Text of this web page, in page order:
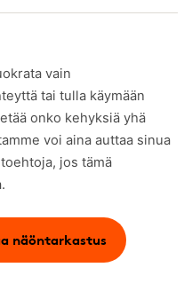
vain
tai tulla käymään
onko kehyksiä yhä
voi aina auttaa sinua
jos tämä
näöntarkastus